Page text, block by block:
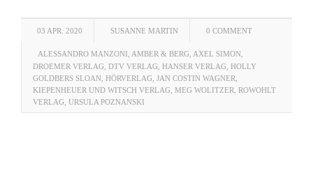
03 APR. 2020 SUSANNE MARTIN 0 COMMENT
ALESSANDRO MANZONI AMBER & BERG AXEL SIMON
DROEMER VERLAG DTV VERLAG HANSER VERLAG HOLLY
GOLDBERS SLOAN HÖRVERLAG JAN COSTIN WAGNER
KIEPENHEUER UND WITSCH VERLAG MEG WOLITZER ROWOHLT
VERLAG URSULA POZNANSKI